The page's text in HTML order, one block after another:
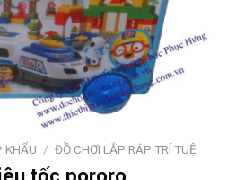
KHẨU / ĐỒ CHƠI LẮP RÁP TRÍ TUỆ